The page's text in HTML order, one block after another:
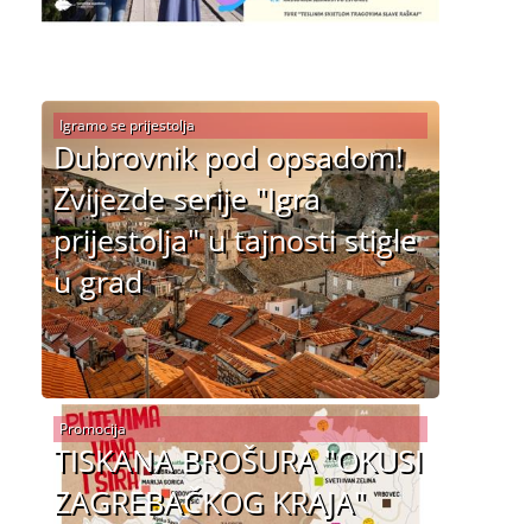
Dubrovnik pod opsadom!
Zvijezde serije "Igra
prijestolja" u tajnosti stigle
u grad
Igramo se prijestolja
TISKANA BROŠURA "OKUSI
ZAGREBAČKOG KRAJA"
Promocija